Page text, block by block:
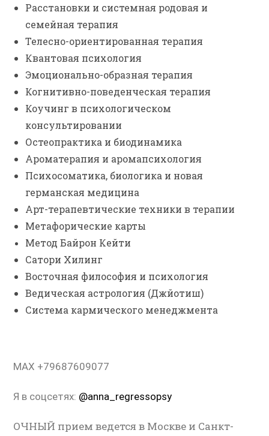
Расстановки и системная родовая и
семейная терапия
Телесно-ориентированная терапия
Квантовая психология
Эмоционально-образная терапия
Когнитивно-поведенческая терапия
Коучинг в психологическом
консультировании
Остеопрактика и биодинамика
Ароматерапия и аромапсихология
Психосоматика, биологика и новая
германская медицина
Арт-терапевтические техники в терапии
Метафорические карты
Метод Байрон Кейти
Сатори Хилинг
Восточная философия и психология
Ведическая астрология (Джйотиш)
Система кармического менеджмента
MAX +79687609077
Я в соцсетях: @anna_regressopsy
ОЧНЫЙ прием ведется в Москве и Санкт-